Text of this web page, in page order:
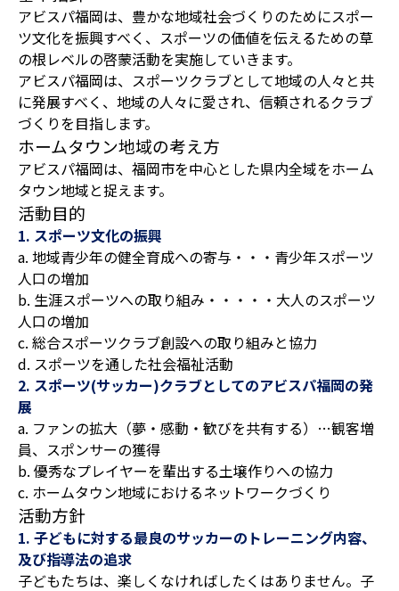
アビスパ福岡は、豊かな地域社会づくりのためにスポー
ツ文化を振興すべく、スポーツの価値を伝えるための草
の根レベルの啓蒙活動を実施していきます。
アビスパ福岡は、スポーツクラブとして地域の人々と共
に発展すべく、地域の人々に愛され、信頼されるクラブ
づくりを目指します。
ホームタウン地域の考え方
アビスパ福岡は、福岡市を中心とした県内全域をホーム
タウン地域と捉えます。
活動目的
1. スポーツ文化の振興
a. 地域青少年の健全育成への寄与・・・青少年スポーツ
人口の増加
b. 生涯スポーツへの取り組み・・・・・大人のスポーツ
人口の増加
c. 総合スポーツクラブ創設への取り組みと協力
d. スポーツを通した社会福祉活動
2. スポーツ(サッカー)クラブとしてのアビスパ福岡の発
展
a. ファンの拡大（夢・感動・歓びを共有する）…観客増
員、スポンサーの獲得
b. 優秀なプレイヤーを輩出する土壌作りへの協力
c. ホームタウン地域におけるネットワークづくり
活動方針
1. 子どもに対する最良のサッカーのトレーニング内容、
及び指導法の追求
子どもたちは、楽しくなければしたくはありません。子